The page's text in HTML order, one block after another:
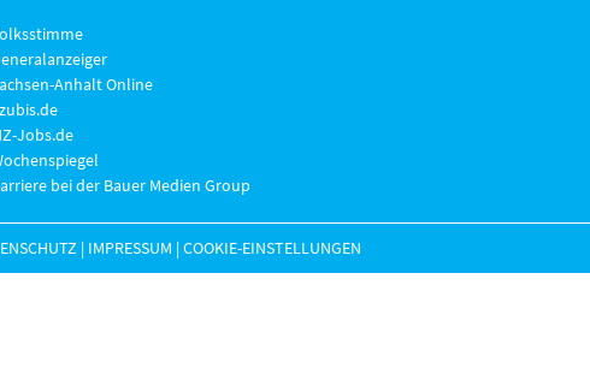
Anhalt Online
Jobs.de
bei der Bauer Medien Group
| IMPRESSUM |COOKIE-EINSTELLUNGEN